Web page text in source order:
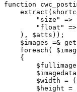
function
"size" =>
"float"
    ), $atts));
$images =&
foreach(
    {
$width =
$height =